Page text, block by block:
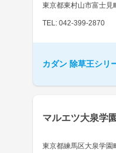
東京都東村山市富士見
TEL: 042-399-2870
カダン 除草王シリ
マルエツ大泉学
東京都練馬区大泉学園